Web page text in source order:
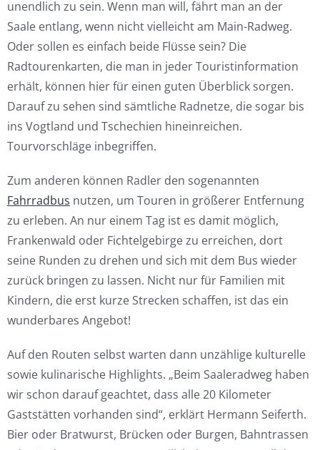
unendlich zu sein. Wenn man will, fährt man an der
Saale entlang, wenn nicht vielleicht am Main-Radweg.
Oder sollen es einfach beide Flüsse sein? Die
Radtourenkarten, die man in jeder Touristinformation
erhält, können hier für einen guten Überblick sorgen.
Darauf zu sehen sind sämtliche Radnetze, die sogar bis
ins Vogtland und Tschechien hineinreichen.
Tourvorschläge inbegriffen.
Zum anderen können Radler den sogenannten
Fahrradbus nutzen, um Touren in größerer Entfernung
zu erleben. An nur einem Tag ist es damit möglich,
Frankenwald oder Fichtelgebirge zu erreichen, dort
seine Runden zu drehen und sich mit dem Bus wieder
zurück bringen zu lassen. Nicht nur für Familien mit
Kindern, die erst kurze Strecken schaffen, ist das ein
wunderbares Angebot!
Auf den Routen selbst warten dann unzählige kulturelle
sowie kulinarische Highlights. „Beim Saaleradweg haben
wir schon darauf geachtet, dass alle 20 Kilometer
Gaststätten vorhanden sind“, erklärt Hermann Seiferth.
Bier oder Bratwurst, Brücken oder Burgen, Bahntrassen